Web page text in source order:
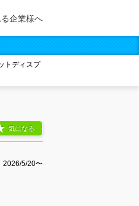
企業様へ
トディスプ
2026/5/20〜
気になる